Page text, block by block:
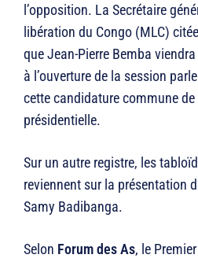
l’opposition. La Secrétaire
libération du Congo (MLC)
que Jean-Pierre Bemba
à l’ouverture de la session
cette candidature commune de
présidentielle.
Sur un autre registre, les
reviennent sur la présentation
Samy Badibanga.
Selon Forum des As, le